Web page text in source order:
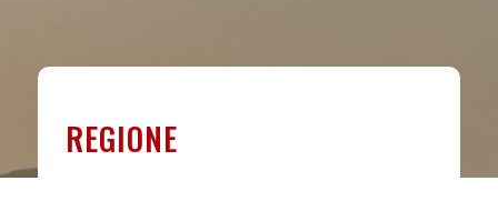
REGIONE